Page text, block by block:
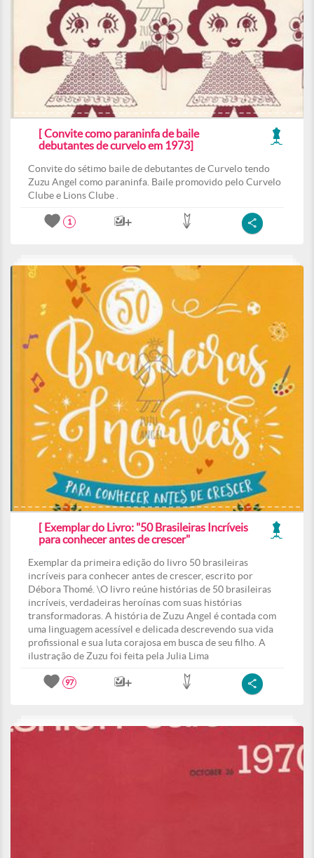
[ Convite como paraninfa de baile
debutantes de curvelo em 1973]
Convite do sétimo baile de debutantes de Curvelo tendo
Zuzu Angel como paraninfa. Baile promovido pelo Curvelo
Clube e Lions Clube .
1
[ Exemplar do Livro: "50 Brasileiras Incríveis
para conhecer antes de crescer"
Exemplar da primeira edição do livro 50 brasileiras
incríveis para conhecer antes de crescer, escrito por
Débora Thomé. \O livro reúne histórias de 50 brasileiras
incríveis, verdadeiras heroínas com suas histórias
transformadoras. A história de Zuzu Angel é contada com
uma linguagem acessível e delicada descrevendo sua vida
profissional e sua luta corajosa em busca de seu filho. A
ilustração de Zuzu foi feita pela Julia Lima
97